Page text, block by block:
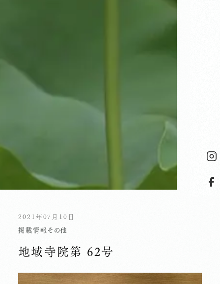
2021年07月10日
掲載情報 その他
地域寺院第 62号